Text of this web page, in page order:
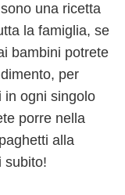
una ricetta
la famiglia, se
bambini potrete
per
in ogni singolo
porre nella
alla
subito!